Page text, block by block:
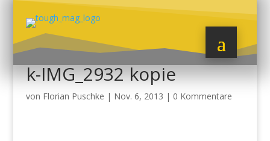
k-IMG_2932 kopie
von Florian Puschke | Nov. 6, 2013 | 0 Kommentare